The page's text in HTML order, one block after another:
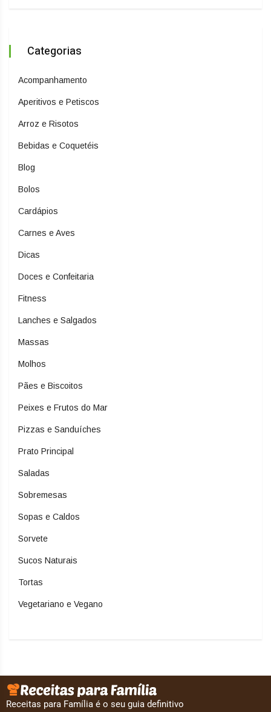
Categorias
Acompanhamento
Aperitivos e Petiscos
Arroz e Risotos
Bebidas e Coquetéis
Blog
Bolos
Cardápios
Carnes e Aves
Dicas
Doces e Confeitaria
Fitness
Lanches e Salgados
Massas
Molhos
Pães e Biscoitos
Peixes e Frutos do Mar
Pizzas e Sanduíches
Prato Principal
Saladas
Sobremesas
Sopas e Caldos
Sorvete
Sucos Naturais
Tortas
Vegetariano e Vegano
Receitas para Família é o seu guia definitivo